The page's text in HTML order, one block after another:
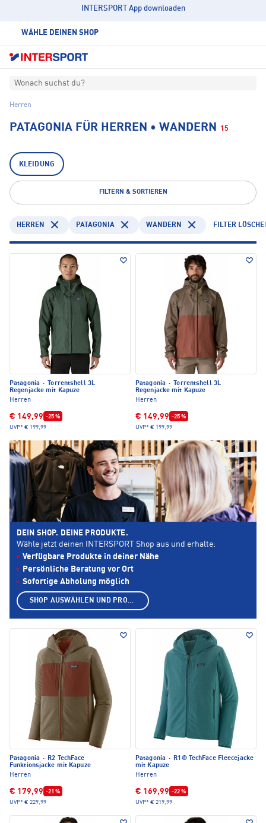
INTERSPORT App downloaden
WÄHLE DEINEN SHOP
Wonach suchst du?
Herren
PATAGONIA FÜR HERREN • WANDERN 15
KLEIDUNG
FILTERN & SORTIEREN
HERREN PATAGONIA WANDERN FILTER
Patagonia ·
Torrentshell 3L
Regenjacke mit Kapuze
Herren
€ 149,99 -25 %
UVP* € 199,99
Patagonia ·
Torrentshell 3L
Regenjacke mit Kapuze
Herren
€ 149,99 -25 %
UVP* € 199,99
Patagonia · R2 TechFace
Funktionsjacke mit Kapuze
Herren
€ 179,99 -21 %
UVP* € 229,99
Patagonia · R1® TechFace Fleecejacke
mit Kapuze
Herren
€ 169,99 -22 %
UVP* € 219,99
DEIN SHOP. DEINE PRODUKTE.
Wähle jetzt deinen INTERSPORT Shop aus und erhalte:
Verfügbare Produkte in deiner Nähe
Persönliche Beratung vor Ort
Sofortige Abholung möglich
SHOP AUSWÄHLEN UND PRODUKTE ANZEIGEN